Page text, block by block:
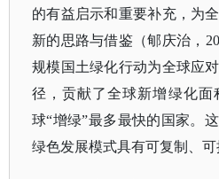
的有益启示和重要补充，为
新的思路与借鉴（郇庆治，
规模国土绿化行动为全球应
径，贡献了全球新增绿化面
球“增绿”最多最快的国家。
绿色发展模式具有可复制、可